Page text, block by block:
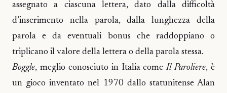
assegnato a ciascuna lettera, dato dalla difficoltà
d’inserimento nella parola, dalla lunghezza della
parola e da eventuali bonus che raddoppiano o
triplicano il valore della lettera o della parola stessa.
Boggle, meglio conosciuto in Italia comeIl Paroliere, è
un gioco inventato nel 1970 dallo statunitense Alan